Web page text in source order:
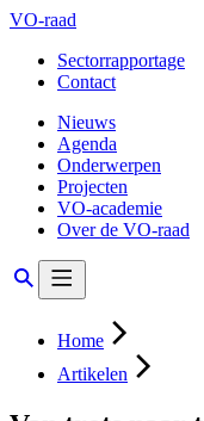
VO-raad
Sectorrapportage
Contact
Nieuws
Agenda
Onderwerpen
Projecten
VO-academie
Over de VO-raad
Home
Artikelen